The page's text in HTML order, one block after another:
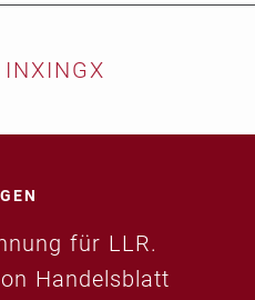
XINGX
für LLR.
Handelsblatt